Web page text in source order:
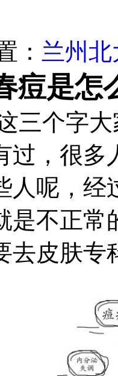
： 兰州
痘是怎
个字大
过，很
人呢，经
是不正常
去皮肤